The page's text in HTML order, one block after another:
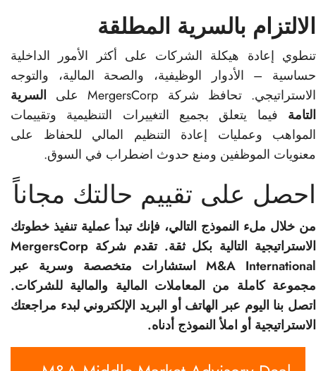
الالتزام بالسرية المطلقة
تنطوي إعادة هيكلة الشركات على أكثر الأمور الداخلية
حساسية – الأدوار الوظيفية، والصحة المالية، والتوجه
الاستراتيجي. تحافظ شركة MergersCorp على
السرية
التامة فيما يتعلق بجميع التغييرات التنظيمية وتقييمات
المواهب وعمليات إعادة التنظيم المالي للحفاظ على
معنويات الموظفين ومنع حدوث اضطراب في السوق.
احصل على تقييم حالتك مجاناً
من خلال ملء النموذج التالي، فإنك تبدأ عملية تنفيذ خطوتك
الاستراتيجية التالية بكل ثقة. تقدم شركة MergersCorp
M&A International استشارات متخصصة وسرية عبر
مجموعة كاملة من المعاملات المالية والمالية للشركات.
اتصل بنا اليوم عبر الهاتف أو البريد الإلكتروني لبدء مراجعتك
الاستراتيجية أو املأ النموذج أدناه.